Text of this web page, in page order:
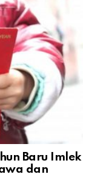
Baru Imlek
dan